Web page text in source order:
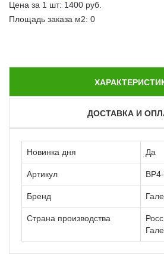
Цена за 1 шт: 1400 руб.
Площадь заказа м2: 0
ДОСТАВКА И
Новинка дня Да
Артикул
Бренд
Страна производства